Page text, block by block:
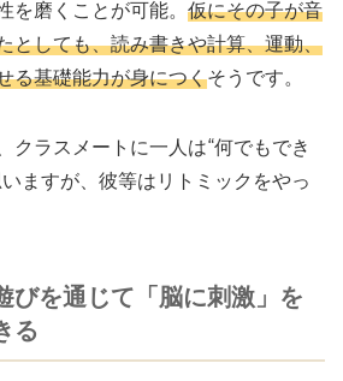
を磨くことが可能。 仮にその子が音
としても、読み書きや計算、運動、
る基礎能力が身につくそうです。
クラスメートに一人は“何でもでき
ますが、彼等はリトミックをやっ
びを通じて「脳に刺激」を
る